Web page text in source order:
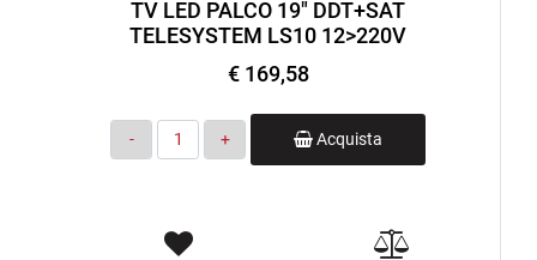
TV LED PALCO 19" DDT+SAT
TELESYSTEM LS10 12>220V
€ 169,58
Quantità
Acquista